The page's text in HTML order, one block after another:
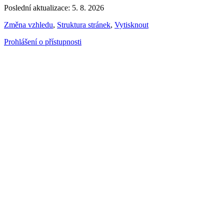
Poslední aktualizace: 5. 8. 2026
Změna vzhledu, Struktura stránek, Vytisknout
Prohlášení o přístupnosti